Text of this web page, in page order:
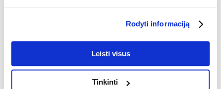
Rodyti informaciją
Leisti visus
Tinkinti
tai migruojantis paukštis – jos atskrenda balandžio ir gegužės
sandūroje. Balinės geltonžiedės lizdus stato negiliai ir žemai,
tačiau medžių lajų viršūnėse. Tiek patinas, tiek patelė
dalyvauja kiaušinių perėjime ir jauniklių auginime. Balinės